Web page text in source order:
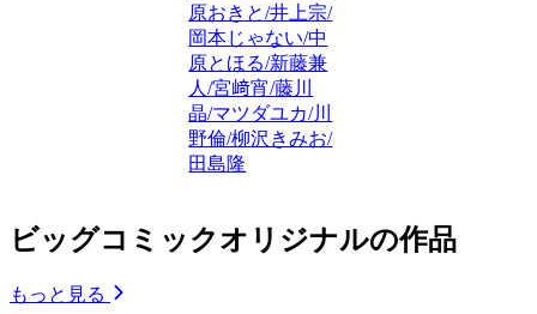
原おきと/井上宗/
岡本じゃない/中
原とほる/新藤兼
人/宮﨑宵/藤川
晶/マツダユカ/川
野倫/柳沢きみお/
田島隆
ビッグコミックオリジナルの作品
もっと見る